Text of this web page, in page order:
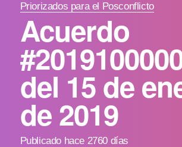
Priorizados para el Posconflicto
Acuerdo
del 15 de
de 2019
Publicado hace 2760 días